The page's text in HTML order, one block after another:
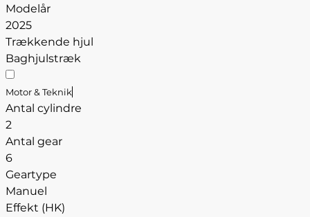
Modelår
2025
Trækkende hjul
Baghjulstræk
Motor & Teknik
Antal cylindre
2
Antal gear
6
Geartype
Manuel
Effekt (HK)